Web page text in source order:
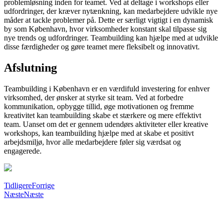
problemløsning inden for teamet. Ved at deltage i workshops eller
udfordringer, der kræver nytænkning, kan medarbejdere udvikle nye
måder at tackle problemer på. Dette er særligt vigtigt i en dynamisk
by som København, hvor virksomheder konstant skal tilpasse sig
nye trends og udfordringer. Teambuilding kan hjælpe med at udvikle
disse færdigheder og gøre teamet mere fleksibelt og innovativt.
Afslutning
Teambuilding i København er en værdifuld investering for enhver
virksomhed, der ønsker at styrke sit team. Ved at forbedre
kommunikation, opbygge tillid, øge motivationen og fremme
kreativitet kan teambuilding skabe et stærkere og mere effektivt
team. Uanset om det er gennem udendørs aktiviteter eller kreative
workshops, kan teambuilding hjælpe med at skabe et positivt
arbejdsmiljø, hvor alle medarbejdere føler sig værdsat og
engagerede.
TidligereForrige
NæsteNæste